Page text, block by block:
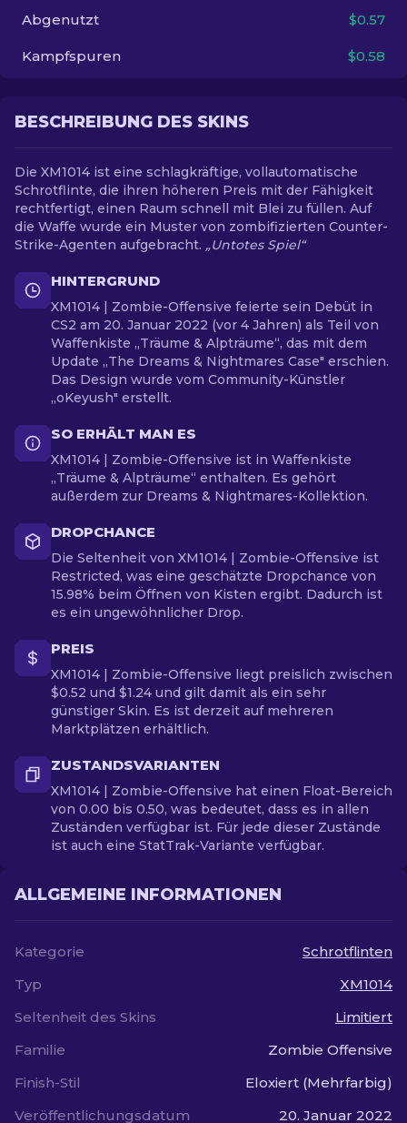
Abgenutzt $0.57
Kampfspuren $0.58
BESCHREIBUNG DES SKINS
Die XM1014 ist eine schlagkräftige, vollautomatische
Schrotflinte, die ihren höheren Preis mit der Fähigkeit
rechtfertigt, einen Raum schnell mit Blei zu füllen. Auf
die Waffe wurde ein Muster von zombifizierten Counter-
Strike-Agenten aufgebracht. „Untotes Spiel“
HINTERGRUND
XM1014 | Zombie-Offensive feierte sein Debüt in
CS2 am 20. Januar 2022 (vor 4 Jahren) als Teil von
Waffenkiste „Träume & Alpträume“, das mit dem
Update „The Dreams & Nightmares Case" erschien.
Das Design wurde vom Community-Künstler
„oKeyush" erstellt.
SO ERHÄLT MAN ES
XM1014 | Zombie-Offensive ist in Waffenkiste
„Träume & Alpträume“ enthalten. Es gehört
außerdem zur Dreams & Nightmares-Kollektion.
DROPCHANCE
Die Seltenheit von XM1014 | Zombie-Offensive ist
Restricted, was eine geschätzte Dropchance von
15.98% beim Öffnen von Kisten ergibt. Dadurch ist
es ein ungewöhnlicher Drop.
PREIS
XM1014 | Zombie-Offensive liegt preislich zwischen
$0.52 und $1.24 und gilt damit als ein sehr
günstiger Skin. Es ist derzeit auf mehreren
Marktplätzen erhältlich.
ZUSTANDSVARIANTEN
XM1014 | Zombie-Offensive hat einen Float-Bereich
von 0.00 bis 0.50, was bedeutet, dass es in allen
Zuständen verfügbar ist. Für jede dieser Zustände
ist auch eine StatTrak-Variante verfügbar.
ALLGEMEINE INFORMATIONEN
Kategorie
Schrotflinten
Typ
XM1014
Seltenheit des Skins
Limitiert
Familie
Zombie Offensive
Finish-Stil
Eloxiert (Mehrfarbig)
Veröffentlichungsdatum
20. Januar 2022